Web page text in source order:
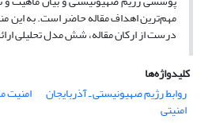
مهم‌ترین اهداف مقاله حاضر است. به این
درست از ارکان مقاله، شش مدل تحلیلی
کلیدواژه‌ها
روابط رژیم صهیونیستی‌‌‌ ـ آذربایجان
امنیت
امنیتی